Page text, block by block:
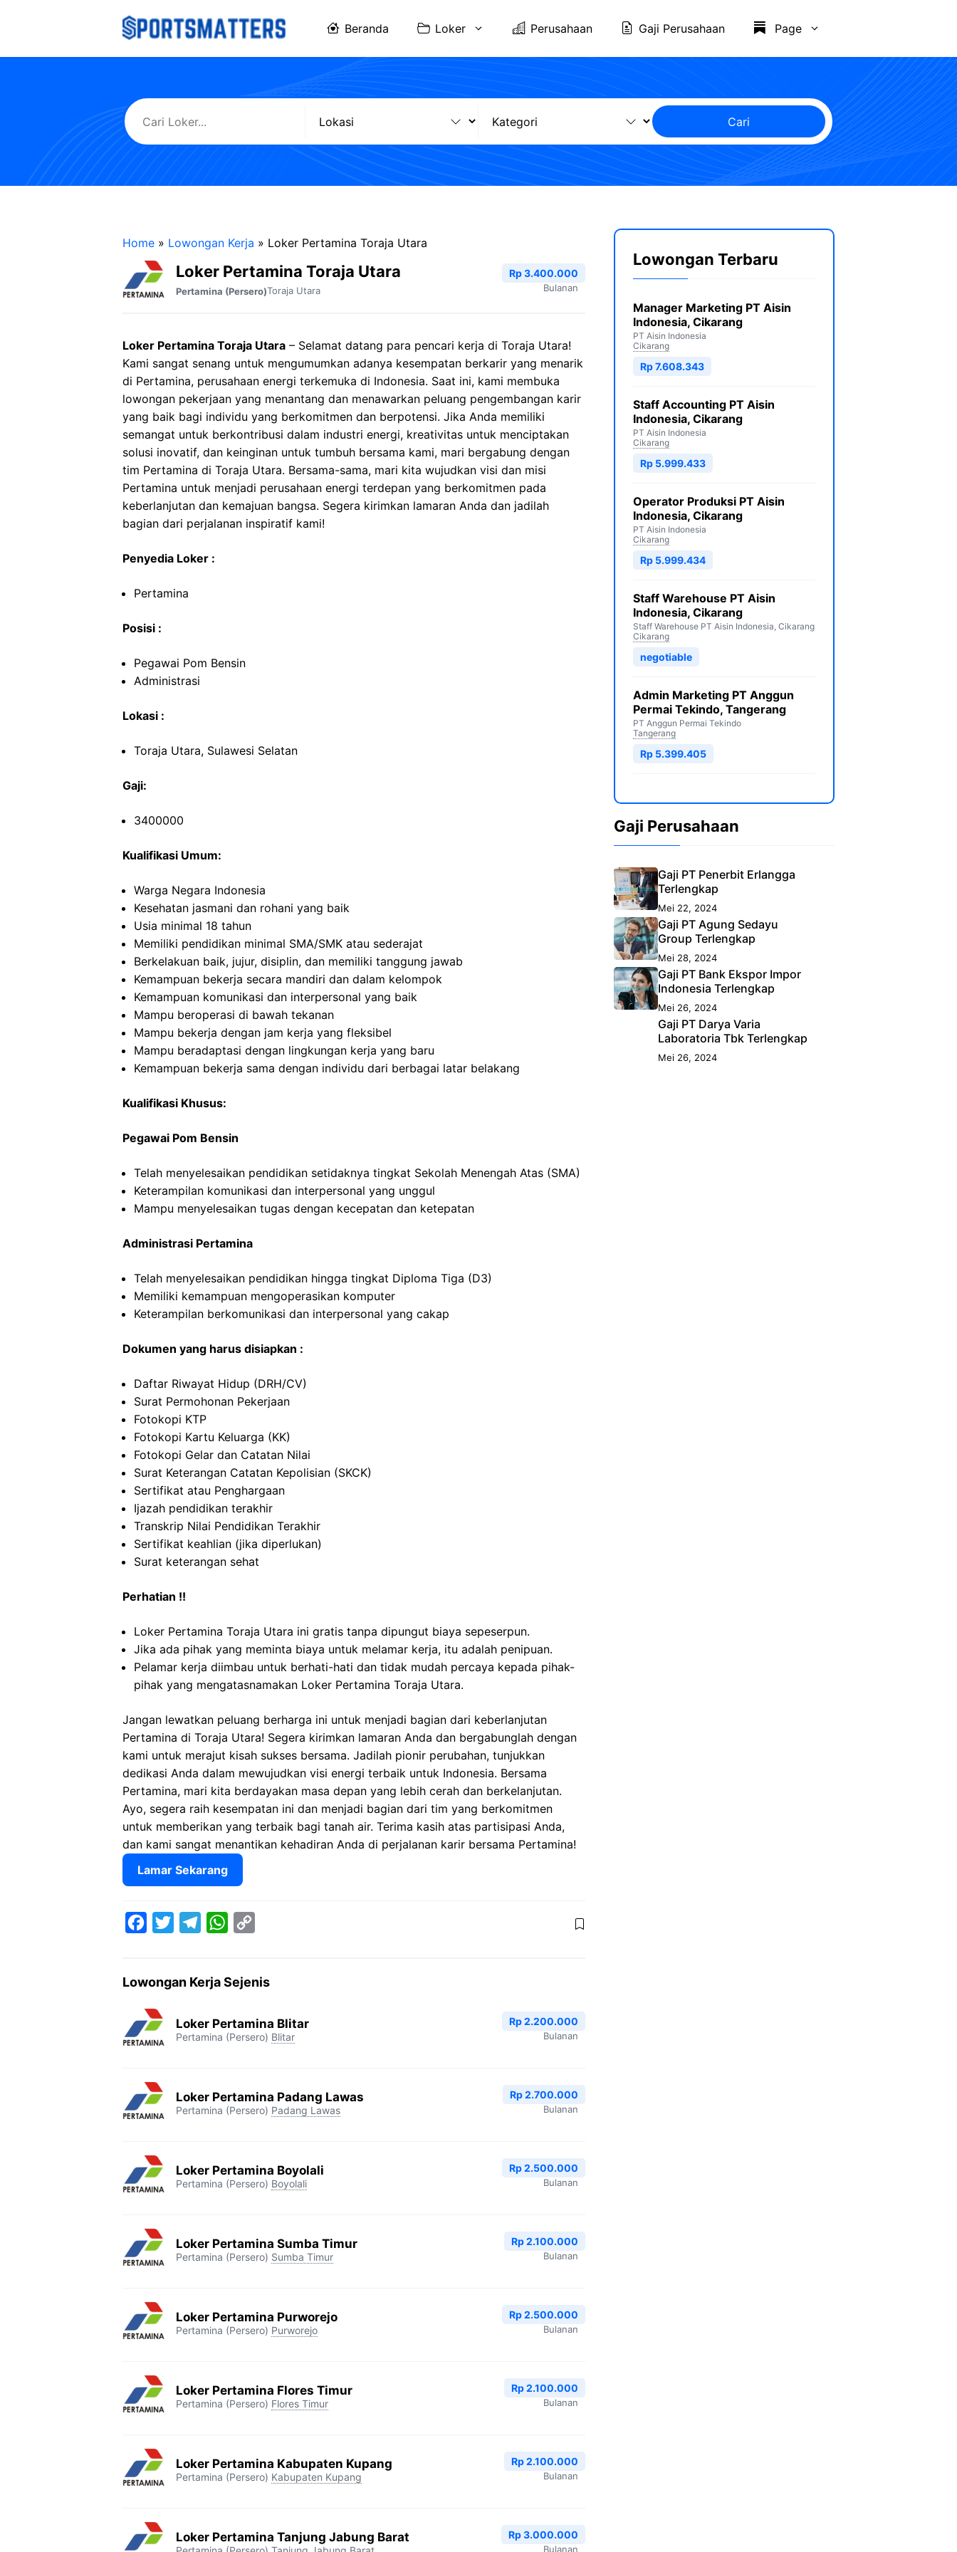
Beranda Loker Perusahaan Gaji Perusahaan Page
Cari
Home » Lowongan Kerja » Loker Pertamina Toraja Utara
Loker Pertamina Toraja Utara
Pertamina (Persero)Toraja Utara
Rp 3.400.000
Bulanan
Loker Pertamina Toraja Utara – Selamat datang para pencari kerja di Toraja Utara!
Kami sangat senang untuk mengumumkan adanya kesempatan berkarir yang menarik
di Pertamina, perusahaan energi terkemuka di Indonesia. Saat ini, kami membuka
lowongan pekerjaan yang menantang dan menawarkan peluang pengembangan karir
yang baik bagi individu yang berkomitmen dan berpotensi. Jika Anda memiliki
semangat untuk berkontribusi dalam industri energi, kreativitas untuk menciptakan
solusi inovatif, dan keinginan untuk tumbuh bersama kami, mari bergabung dengan
tim Pertamina di Toraja Utara. Bersama-sama, mari kita wujudkan visi dan misi
Pertamina untuk menjadi perusahaan energi terdepan yang berkomitmen pada
keberlanjutan dan kemajuan bangsa. Segera kirimkan lamaran Anda dan jadilah
bagian dari perjalanan inspiratif kami!
Penyedia Loker :
Pertamina
Posisi :
Pegawai Pom Bensin
Administrasi
Lokasi :
Toraja Utara, Sulawesi Selatan
Gaji:
3400000
Kualifikasi Umum:
Warga Negara Indonesia
Kesehatan jasmani dan rohani yang baik
Usia minimal 18 tahun
Memiliki pendidikan minimal SMA/SMK atau sederajat
Berkelakuan baik, jujur, disiplin, dan memiliki tanggung jawab
Kemampuan bekerja secara mandiri dan dalam kelompok
Kemampuan komunikasi dan interpersonal yang baik
Mampu beroperasi di bawah tekanan
Mampu bekerja dengan jam kerja yang fleksibel
Mampu beradaptasi dengan lingkungan kerja yang baru
Kemampuan bekerja sama dengan individu dari berbagai latar belakang
Kualifikasi Khusus:
Pegawai Pom Bensin
Telah menyelesaikan pendidikan setidaknya tingkat Sekolah Menengah Atas (SMA)
Keterampilan komunikasi dan interpersonal yang unggul
Mampu menyelesaikan tugas dengan kecepatan dan ketepatan
Administrasi Pertamina
Telah menyelesaikan pendidikan hingga tingkat Diploma Tiga (D3)
Memiliki kemampuan mengoperasikan komputer
Keterampilan berkomunikasi dan interpersonal yang cakap
Dokumen yang harus disiapkan :
Daftar Riwayat Hidup (DRH/CV)
Surat Permohonan Pekerjaan
Fotokopi KTP
Fotokopi Kartu Keluarga (KK)
Fotokopi Gelar dan Catatan Nilai
Surat Keterangan Catatan Kepolisian (SKCK)
Sertifikat atau Penghargaan
Ijazah pendidikan terakhir
Transkrip Nilai Pendidikan Terakhir
Sertifikat keahlian (jika diperlukan)
Surat keterangan sehat
Perhatian !!
Loker Pertamina Toraja Utara ini gratis tanpa dipungut biaya sepeserpun.
Jika ada pihak yang meminta biaya untuk melamar kerja, itu adalah penipuan.
Pelamar kerja diimbau untuk berhati-hati dan tidak mudah percaya kepada pihak-
pihak yang mengatasnamakan Loker Pertamina Toraja Utara.
Jangan lewatkan peluang berharga ini untuk menjadi bagian dari keberlanjutan
Pertamina di Toraja Utara! Segera kirimkan lamaran Anda dan bergabunglah dengan
kami untuk merajut kisah sukses bersama. Jadilah pionir perubahan, tunjukkan
dedikasi Anda dalam mewujudkan visi energi terbaik untuk Indonesia. Bersama
Pertamina, mari kita berdayakan masa depan yang lebih cerah dan berkelanjutan.
Ayo, segera raih kesempatan ini dan menjadi bagian dari tim yang berkomitmen
untuk memberikan yang terbaik bagi tanah air. Terima kasih atas partisipasi Anda,
dan kami sangat menantikan kehadiran Anda di perjalanan karir bersama Pertamina!
Lamar Sekarang
e
b
o
t
e
e
r
W
t
A
y
i
Lowongan Kerja Sejenis
Loker Pertamina Blitar
Pertamina (Persero) Blitar
Rp 2.200.000
Bulanan
Loker Pertamina Padang Lawas
Pertamina (Persero) Padang Lawas
Rp 2.700.000
Bulanan
Loker Pertamina Boyolali
Pertamina (Persero) Boyolali
Rp 2.500.000
Bulanan
Loker Pertamina Sumba Timur
Pertamina (Persero) Sumba Timur
Rp 2.100.000
Bulanan
Loker Pertamina Purworejo
Pertamina (Persero) Purworejo
Rp 2.500.000
Bulanan
Loker Pertamina Flores Timur
Pertamina (Persero) Flores Timur
Rp 2.100.000
Bulanan
Loker Pertamina Kabupaten Kupang
Pertamina (Persero) Kabupaten Kupang
Rp 2.100.000
Bulanan
Loker Pertamina Tanjung Jabung Barat Rp 3.000.000
Bulanan
Lowongan Terbaru
Manager Marketing PT Aisin
Indonesia, Cikarang
PT Aisin Indonesia
Cikarang
Rp 7.608.343
Staff Accounting PT Aisin
Indonesia, Cikarang
PT Aisin Indonesia
Cikarang
Rp 5.999.433
Operator Produksi PT Aisin
Indonesia, Cikarang
PT Aisin Indonesia
Cikarang
Rp 5.999.434
Staff Warehouse PT Aisin
Indonesia, Cikarang
Staff Warehouse PT Aisin Indonesia, Cikarang
Cikarang
negotiable
Admin Marketing PT Anggun
Permai Tekindo, Tangerang
PT Anggun Permai Tekindo
Tangerang
Rp 5.399.405
Gaji Perusahaan
Gaji PT Penerbit Erlangga
Terlengkap
Mei 22, 2024
Gaji PT Agung Sedayu
Group Terlengkap
Mei 28, 2024
Gaji PT Bank Ekspor Impor
Indonesia Terlengkap
Mei 26, 2024
Gaji PT Darya Varia
Laboratoria Tbk Terlengkap
Mei 26, 2024